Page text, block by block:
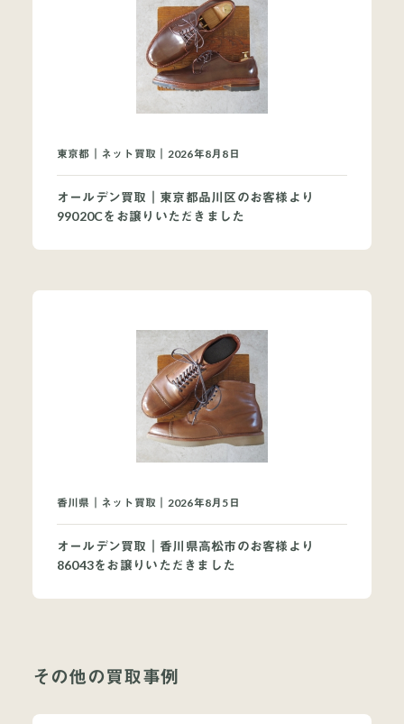
東京都｜ネット買取｜2026年8月8日
オールデン買取｜東京都品川区のお客様より
99020Cをお譲りいただきました
香川県｜ネット買取｜2026年8月5日
オールデン買取｜香川県高松市のお客様より
86043をお譲りいただきました
その他の買取事例